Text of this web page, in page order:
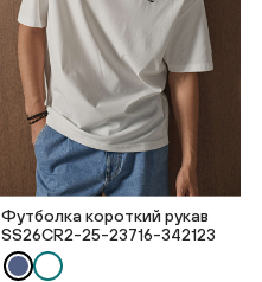
Футболка короткий рукав
SS26CR2-25-23716-342123